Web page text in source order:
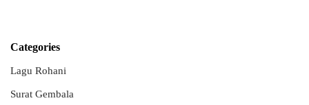
Categories
Lagu Rohani
Surat Gembala